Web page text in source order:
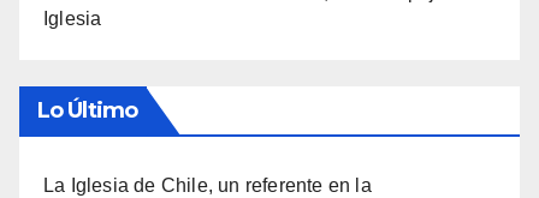
Iglesia
Lo Último
La Iglesia de Chile, un referente en la